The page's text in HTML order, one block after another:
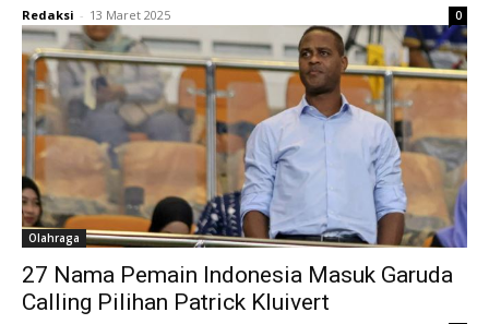
Redaksi - 13 Maret 2025 0
Olahraga
27 Nama Pemain Indonesia Masuk Garuda
Calling Pilihan Patrick Kluivert